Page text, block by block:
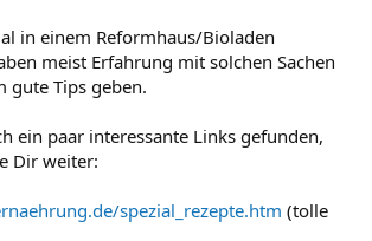
in einem Reformhaus/Bioladen
meist Erfahrung mit solchen Sachen
gute Tips geben.
ein paar interessante Links gefunden,
Dir weiter:
spezial_rezepte.htm (tolle